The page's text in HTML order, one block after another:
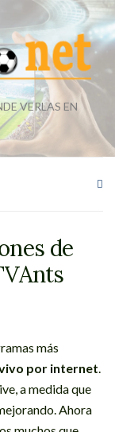
VERLAS EN
de
más
por internet
a medida que
Ahora